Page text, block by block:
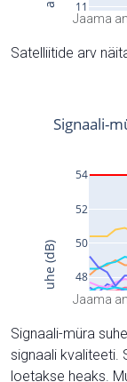
Jaama
Satelliitide arv
Jaama
Signaali-müra
signaali kvaliteeti.
loetakse heaks.